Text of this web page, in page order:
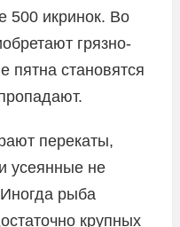
500 икринок. Во
грязно-
пятна становятся
перекаты,
усеянные не
рыба
крупных